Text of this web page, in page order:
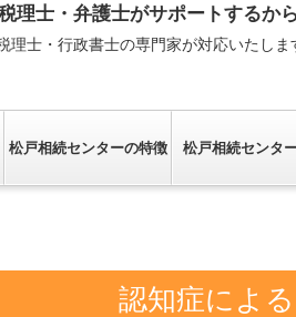
理士・弁護士がサポートするか
士・行政書士の専門家が対応いたしま
松戸相続センターの特徴 松戸相続センタ
認知症によ